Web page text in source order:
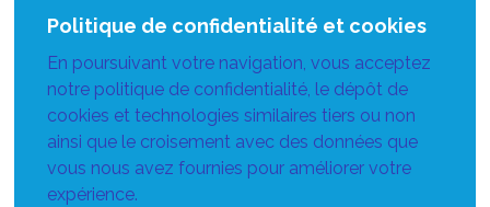
Politique de confidentialité et cookies
En poursuivant votre navigation, vous acceptez
notre politique de confidentialité, le dépôt de
cookies et technologies similaires tiers ou non
ainsi que le croisement avec des données que
vous nous avez fournies pour améliorer votre
expérience.